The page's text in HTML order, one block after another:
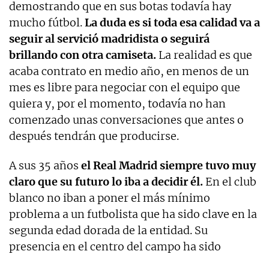
demostrando que en sus botas todavía hay
mucho fútbol.La duda es si toda esa calidad va a
seguir al servició madridista o seguirá
brillando con otra camiseta. La realidad es que
acaba contrato en medio año, en menos de un
mes es libre para negociar con el equipo que
quiera y, por el momento, todavía no han
comenzado unas conversaciones que antes o
después tendrán que producirse.
A sus 35 años el Real Madrid siempre tuvo muy
claro que su futuro lo iba a decidir él. En el club
blanco no iban a poner el más mínimo
problema a un futbolista que ha sido clave en la
segunda edad dorada de la entidad. Su
presencia en el centro del campo ha sido